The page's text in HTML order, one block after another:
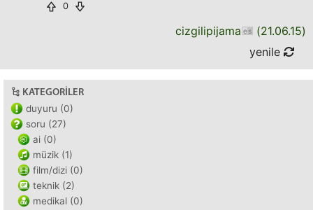
0
cizgilipijama (21.06.15)
yenile
KATEGORILER
duyuru (0)
soru (27)
ai (0)
müzik (1)
film/dizi (0)
teknik (2)
medikal (0)